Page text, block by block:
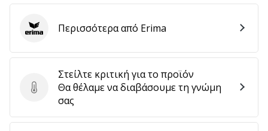
Στείλτε κριτική για το προϊόν
Στείλτε κριτική για το προϊόν
Θα θέλαμε να διαβάσουμε τη γνώμη
σας
ErimaΠερισσότερα από Erima